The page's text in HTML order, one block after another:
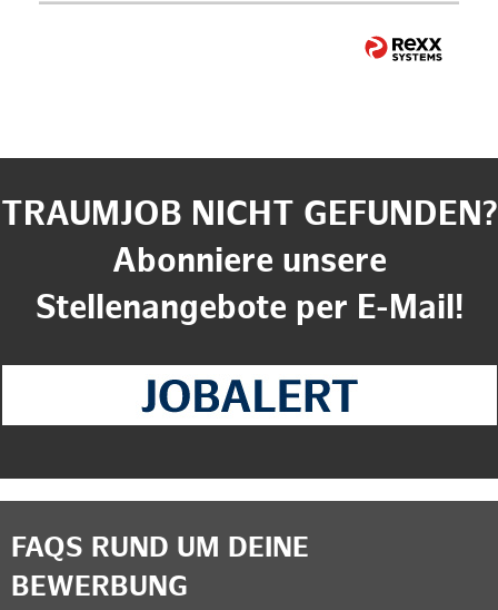
TRAUMJOB NICHT GEFUNDEN?
Abonniere unsere
Stellenangebote per E-Mail!
FAQS RUND UM DEINE
BEWERBUNG